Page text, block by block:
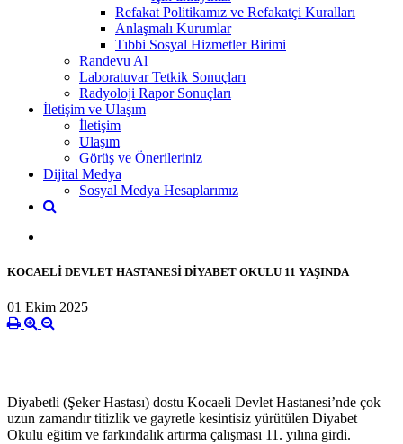
Refakat Politikamız ve Refakatçi Kuralları
Anlaşmalı Kurumlar
Tıbbi Sosyal Hizmetler Birimi
Randevu Al
Laboratuvar Tetkik Sonuçları
Radyoloji Rapor Sonuçları
İletişim ve Ulaşım
İletişim
Ulaşım
Görüş ve Önerileriniz
Dijital Medya
Sosyal Medya Hesaplarımız
KOCAELİ DEVLET HASTANESİ DİYABET OKULU 11 YAŞINDA
01 Ekim 2025
Diyabetli (Şeker Hastası) dostu Kocaeli Devlet Hastanesi’nde çok
uzun zamandır titizlik ve gayretle kesintisiz yürütülen Diyabet
Okulu eğitim ve farkındalık artırma çalışması 11. yılına girdi.